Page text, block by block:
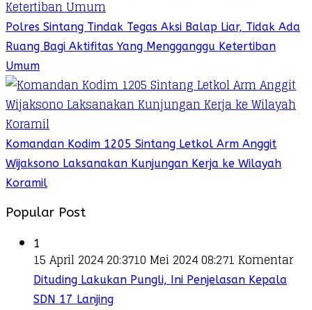
Polres Sintang Tindak Tegas Aksi Balap Liar, Tidak Ada
Ruang Bagi Aktifitas Yang Mengganggu Ketertiban
Umum
Komandan Kodim 1205 Sintang Letkol Arm Anggit
Wijaksono Laksanakan Kunjungan Kerja ke Wilayah
Koramil
Popular Post
1
15 April 2024 20:3710 Mei 2024 08:271 Komentar
Dituding Lakukan Pungli, Ini Penjelasan Kepala
SDN 17 Lanjing